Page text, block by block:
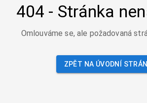
404 - Stránka
Omlouváme se, ale požadovaná
ZPĚT NA ÚVODNÍ